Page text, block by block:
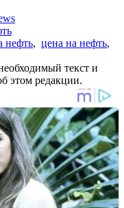
нефть, цена на нефть,
текст и
этом редакции.